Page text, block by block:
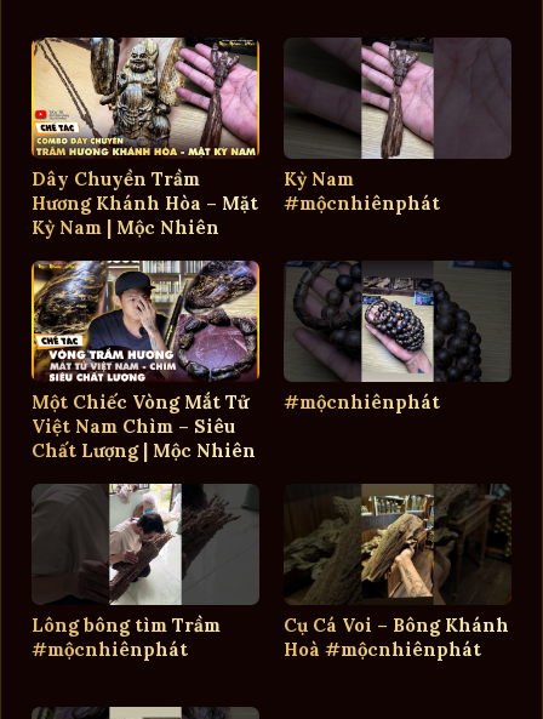
Dây Chuyền Trầm
Hương Khánh Hòa – Mặt
Kỳ Nam | Mộc Nhiên
Kỳ Nam
#mộcnhiênphát
Một Chiếc Vòng Mắt Tử
Việt Nam Chìm – Siêu
Chất Lượng | Mộc Nhiên
#mộcnhiênphát
Lông bông tìm Trầm
#mộcnhiênphát
Cụ Cá Voi – Bông Khánh
Hoà #mộcnhiênphát